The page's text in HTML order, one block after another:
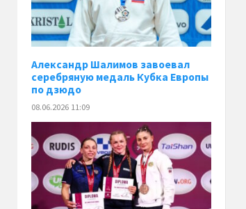
Александр Шалимов завоевал
серебряную медаль Кубка Европы
по дзюдо
08.06.2026 11:09